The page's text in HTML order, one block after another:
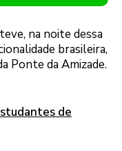
na noite dessa
brasileira,
Ponte da Amizade.
de